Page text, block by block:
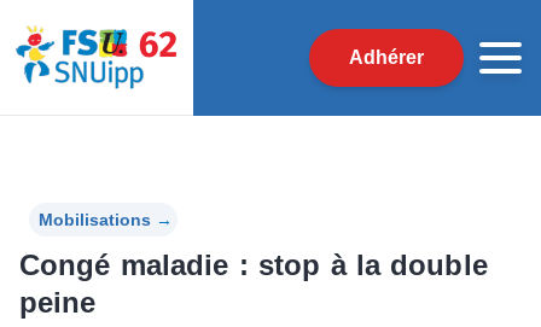
Adhérer
Mobilisations →
Congé maladie : stop à la double
peine